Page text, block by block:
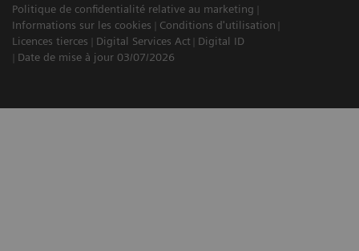
Politique de confidentialité relative au marketing
Informations sur les cookies
Conditions d'utilisation
Licences tierces
Digital Services Act
Digital ID
Date de mise à jour 03/07/2026